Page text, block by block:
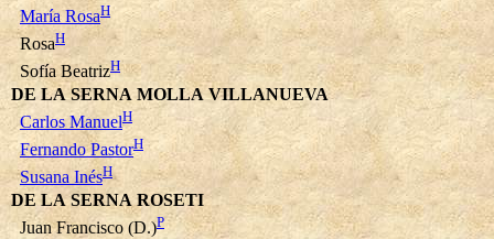
María RosaH
RosaH
Sofía BeatrizH
DE LA SERNA MOLLA VILLANUEVA
Carlos ManuelH
Fernando PastorH
Susana InésH
DE LA SERNA ROSETI
Juan Francisco (D.)P